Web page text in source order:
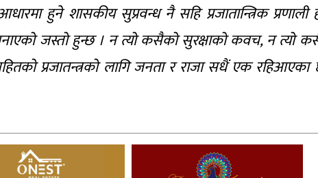
हुने शासकीय सुप्रवन्ध नै सहि प्रजातान्त्रिक प्रणाली
बनाएको जस्तो हुन्छ । न त्यो कसैको सुरक्षाको कवच, न त्यो
सहितको प्रजातन्त्रको लागि जनता र राजा सधैं एक